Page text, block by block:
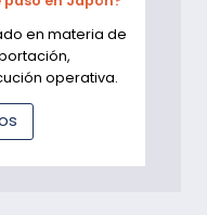
en materia de
operativa.